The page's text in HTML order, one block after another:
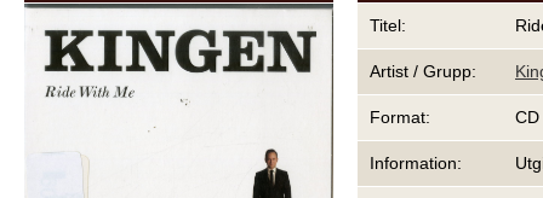
Titel:
Artist / Grupp:
Format: CD
Information: